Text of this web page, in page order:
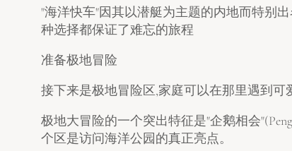
"海洋快车"因其以潜艇为主题的内地而特别
种选择都保证了难忘的旅程
准备极地冒险
接下来是极地冒险区,家庭可以在那里遇到
极地大冒险的一个突出特征是"企鹅相会
个区是访问海洋公园的真正亮点。